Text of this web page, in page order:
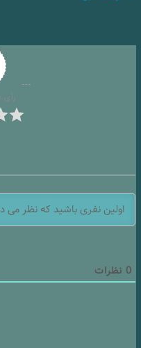
رأی
0 نظرات